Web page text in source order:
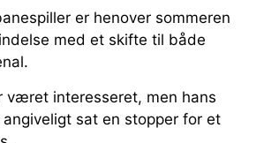
er henover sommeren
med et skifte til både
været interesseret, men hans
angiveligt sat en stopper for et